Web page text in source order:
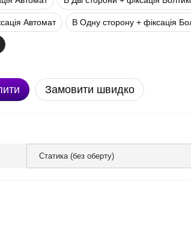
Автомат В Одну сторону + фіксація
Замовити швидко
Статика (без оберту)